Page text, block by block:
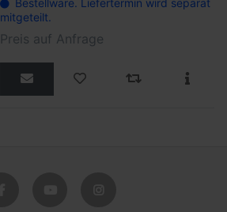
mitgeteilt.
Preis auf Anfrage